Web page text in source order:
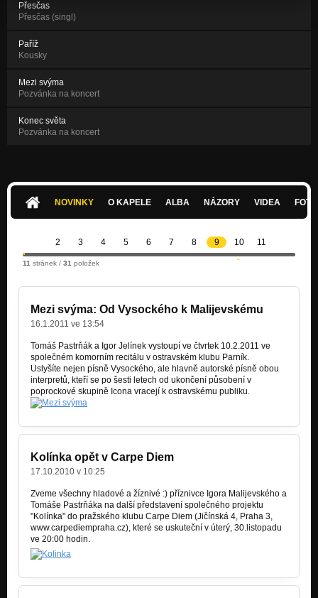
Přesčas
Přesčas (singl)
Paříž
Kousky
Mezi svýma
Pozvánka na koncert
Konec světa
Pozvánka na koncert
NOVINKY O KAPELE ALBA NÁZORY VIDEA
2 3 4 5 6 7 8 9 10 11
11 stránek / 31 položek
Mezi svýma: Od Vysockého k Malijevskému
16.1.2011 ve 13:54
Tomáš Pastrňák a Igor Jelínek vystoupí ve čtvrtek 10.2.2011 ve
společném komorním recitálu v ostravském klubu Parník.
Uslyšíte nejen písně Vysockého, ale hlavně autorské písně obou
interpretů, kteří se po šesti letech od ukončení působení v
poprockové skupině Icona vracejí k ostravskému publiku.
Kolínka opět v Carpe Diem
17.10.2010 v 10:25
Zveme všechny hladové a žíznivé :) příznivce Igora Malijevského a
Tomáše Pastrňáka na další představení společného projektu
"Kolínka" do pražského klubu Carpe Diem (Jičínská 4, Praha 3,
www.carpediempraha.cz), které se uskuteční v úterý, 30.listopadu
ve 20:00 hodin.